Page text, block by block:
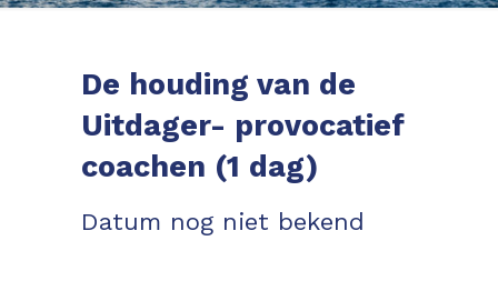
De houding van de
Uitdager- provocatief
coachen (1 dag)
Datum nog niet bekend